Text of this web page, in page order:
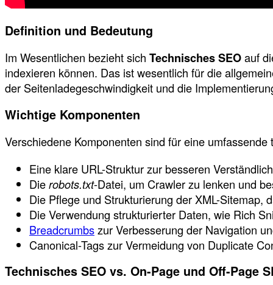
Definition und Bedeutung
Im Wesentlichen bezieht sich Technisches SEOauf
indexieren können. Das ist wesentlich für die
der Seitenladegeschwindigkeit und die
Wichtige Komponenten
Verschiedene Komponenten sind für eine
Eine klare URL-Struktur zur besseren
Dierobots.txt-Datei, um Crawler zu lenken und
Die Pflege und Strukturierung der XML-Sitemap,
Die Verwendung strukturierter Daten, wie Rich
Breadcrumbszur Verbesserung der Navigation
Canonical-Tags zur Vermeidung von Duplicate
Technisches SEO vs. On-Page und Off-Page